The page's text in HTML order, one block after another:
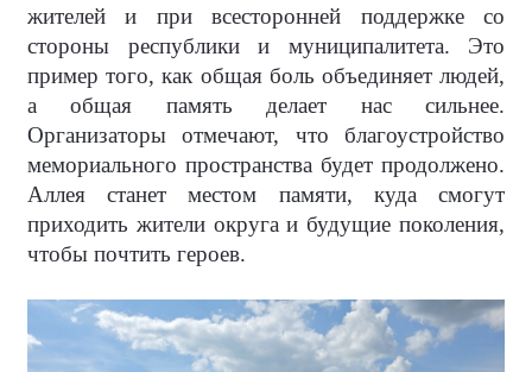
жителей и при всесторонней поддержке со
стороны республики и муниципалитета. Это
пример того, как общая боль объединяет людей,
а общая память делает нас сильнее.
Организаторы отмечают, что благоустройство
мемориального пространства будет продолжено.
Аллея станет местом памяти, куда смогут
приходить жители округа и будущие поколения,
чтобы почтить героев.